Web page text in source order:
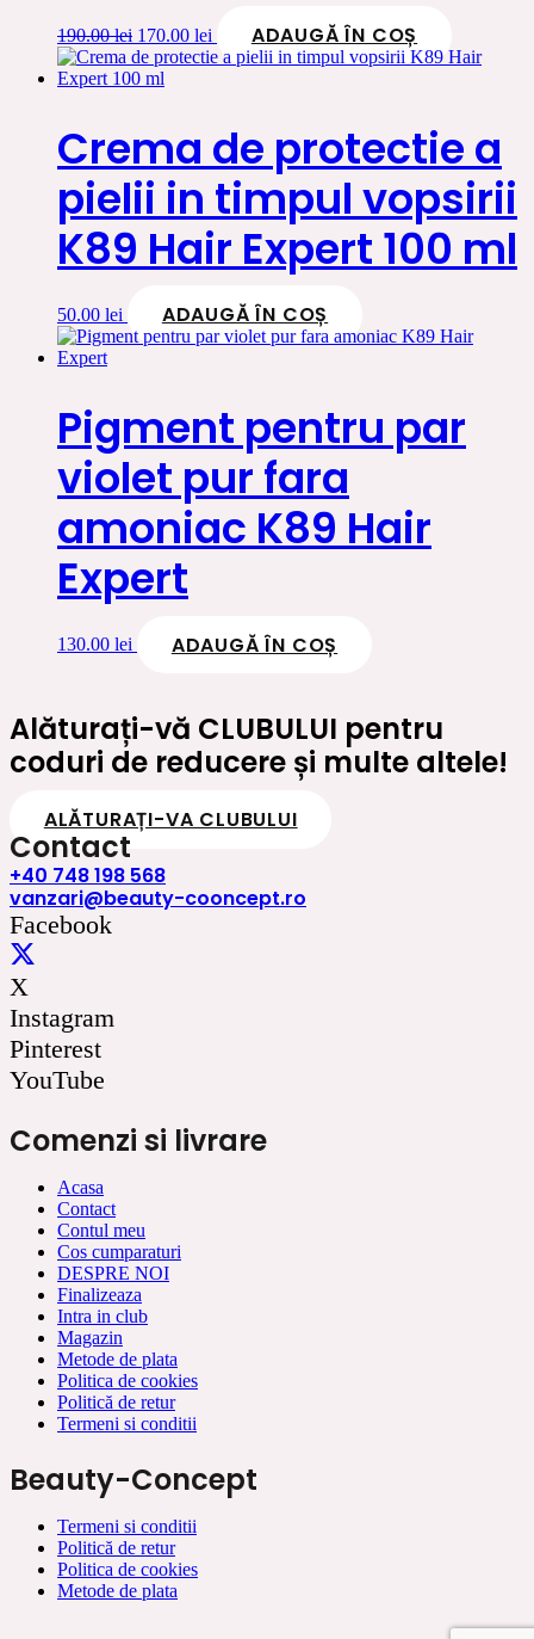
190.00lei Prețul
inițial
a
170.00 lei Prețul
curent
ADAUGĂ ÎN COȘ
Crema de protectie a
pielii in timpul vopsirii
K89 Hair Expert 100 ml
50.00 lei ADAUGĂ ÎN COȘ
Pigment pentru par
violet pur fara
amoniac K89 Hair
Expert
130.00 lei ADAUGĂ ÎN COȘ
Alăturați-vă CLUBULUI pentru
coduri de reducere și multe altele!
ALĂTURAȚI-VA CLUBULUI
Contact
+40 748 198 568
vanzari@beauty-cooncept.ro
Facebook
X
Instagram
Pinterest
YouTube
Comenzi si livrare
Acasa
Contact
Contul meu
Cos cumparaturi
DESPRE NOI
Finalizeaza
Intra in club
Magazin
Metode de plata
Politica de cookies
Politică de retur
Termeni si conditii
Beauty-Concept
Termeni si conditii
Politică de retur
Politica de cookies
Metode de plata